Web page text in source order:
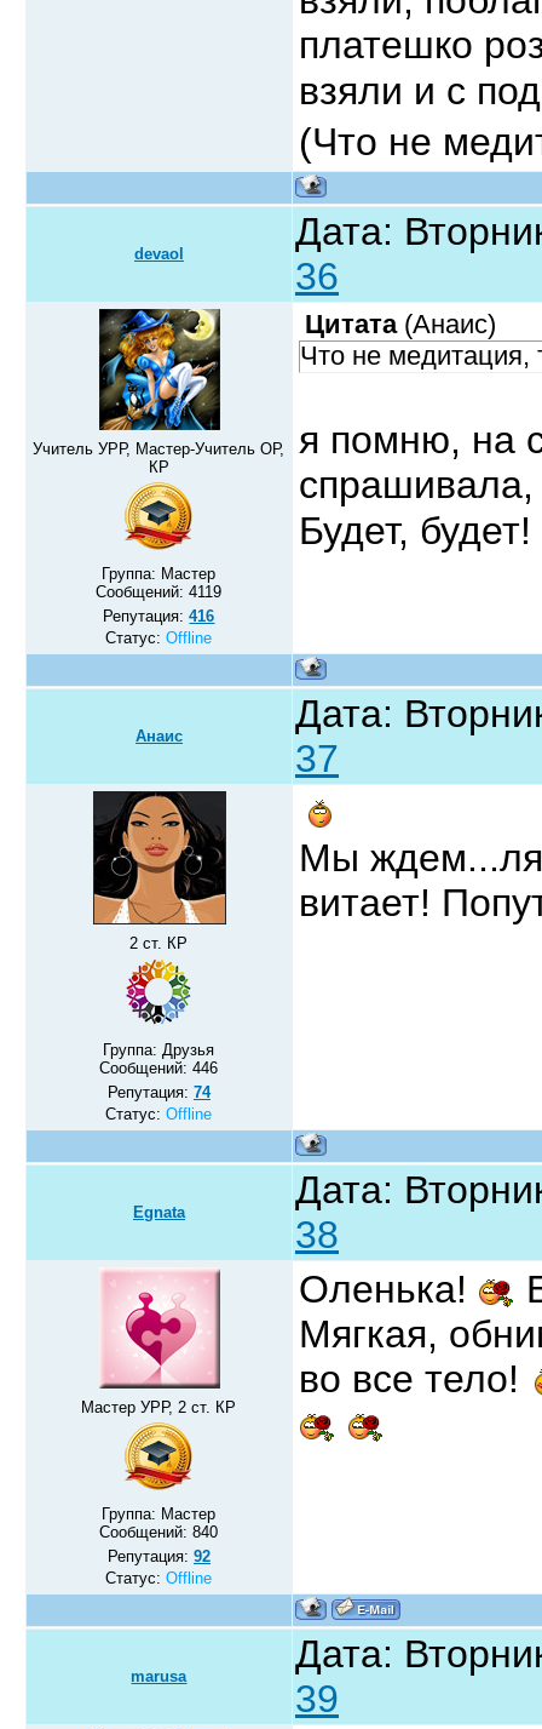
платешко
взяли и с
(Что не
devaol
Дата:
36
Учитель УРР, Мастер-Учитель ОР,
КР
Группа: Мастер
Сообщений:4119
Репутация:416
Статус:Offline
Цитата(Анаис)
Что не
я помню, на
Будет,
Анаис
Дата:
37
2 ст. КР
Группа: Друзья
Сообщений:446
Репутация: 74
Статус:Offline
Мы
витает!
Egnata
Дата:
38
Мастер УРР, 2 ст. КР
Группа: Мастер
Сообщений:840
Репутация: 92
Статус:Offline
Оленька!
Мягкая,
во все тело!
marusa
Дата:
39